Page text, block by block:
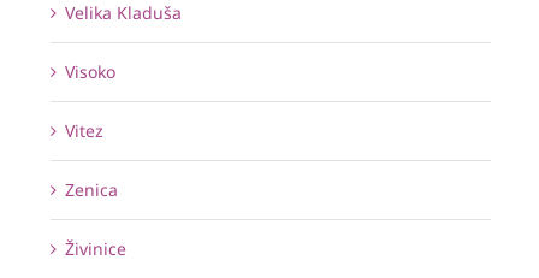
Velika Kladuša
Visoko
Vitez
Zenica
Živinice